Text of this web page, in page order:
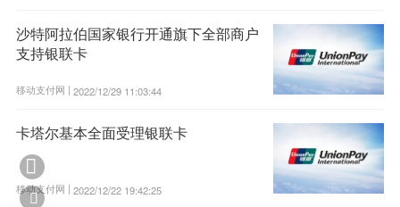
沙特阿拉伯国家银行开通旗下全部商户
支持银联卡
移动支付网 | 2022/12/29 11:03:44
卡塔尔基本全面受理银联卡
移动支付网 | 2022/12/22 19:42:25

